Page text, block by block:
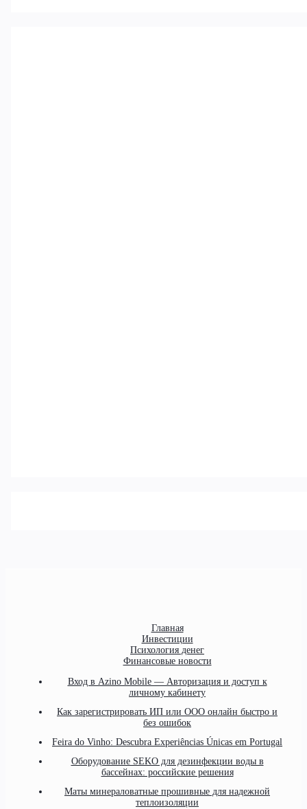
Главная
Инвестиции
Психология денег
Финансовые новости
Вход в Azino Mobile — Авторизация и доступ к
личному кабинету
Как зарегистрировать ИП или ООО онлайн быстро и
без ошибок
Feira do Vinho: Descubra Experiências Únicas em Portugal
Оборудование SEKO для дезинфекции воды в
бассейнах: российские решения
Маты минераловатные прошивные для надежной
теплоизоляции